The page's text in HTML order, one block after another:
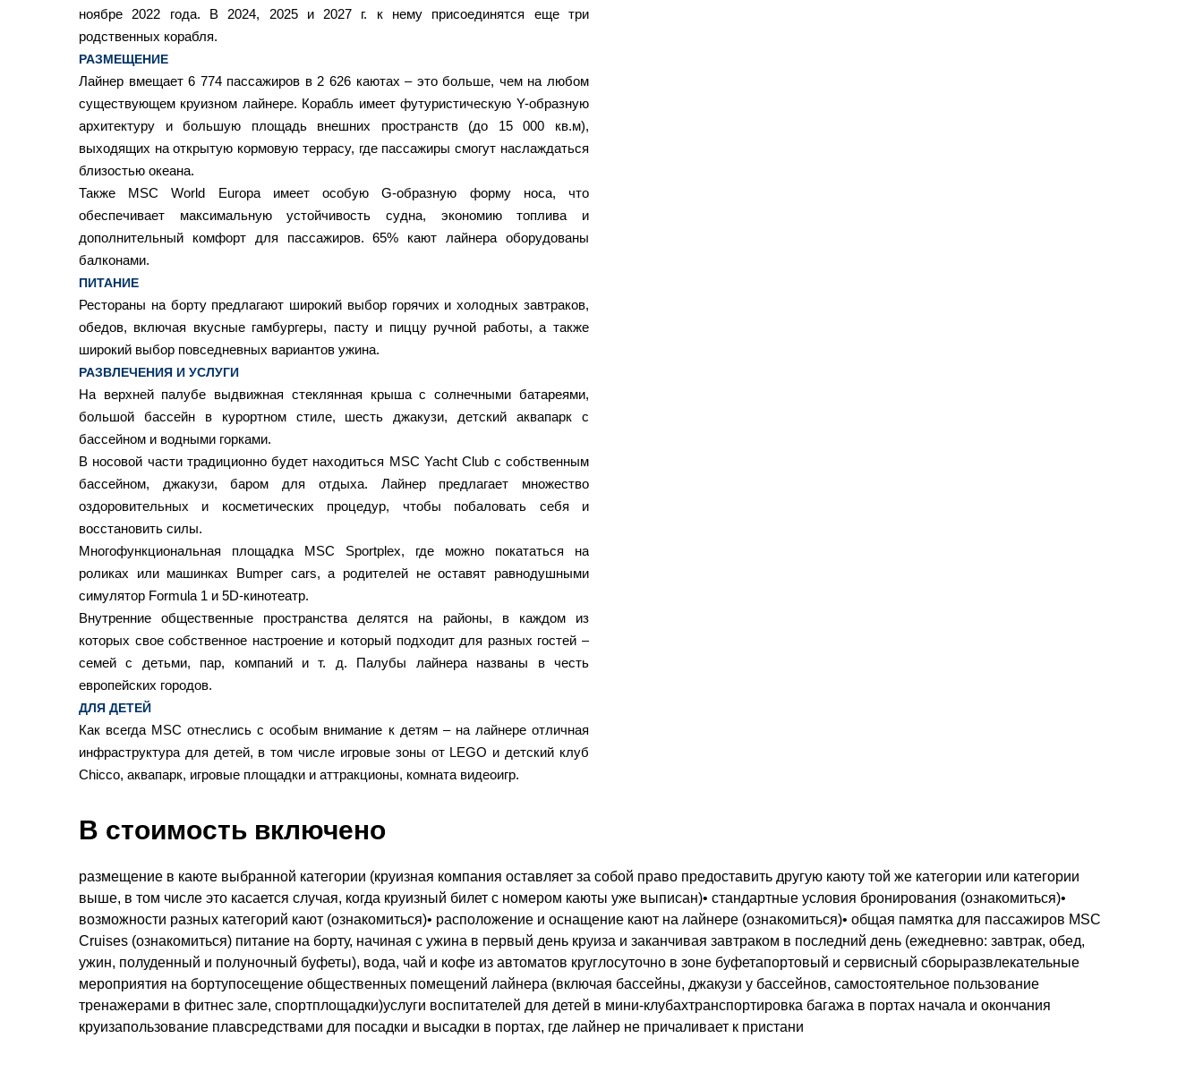
ноябре 2022 года. В 2024, 2025 и 2027 г. к нему присоединятся еще три
родственных корабля.
РАЗМЕЩЕНИЕ
Лайнер вмещает 6 774 пассажиров в 2 626 каютах – это больше, чем на любом
существующем круизном лайнере. Корабль имеет футуристическую Y-образную
архитектуру и большую площадь внешних пространств (до 15 000 кв.м),
выходящих на открытую кормовую террасу, где пассажиры смогут наслаждаться
близостью океана.
Также MSC World Europa имеет особую G-образную форму носа, что
обеспечивает максимальную устойчивость судна, экономию топлива и
дополнительный комфорт для пассажиров. 65% кают лайнера оборудованы
балконами.
ПИТАНИЕ
Рестораны на борту предлагают широкий выбор горячих и холодных завтраков,
обедов, включая вкусные гамбургеры, пасту и пиццу ручной работы, а также
широкий выбор повседневных вариантов ужина.
РАЗВЛЕЧЕНИЯ И УСЛУГИ
На верхней палубе выдвижная стеклянная крыша с солнечными батареями,
большой бассейн в курортном стиле, шесть джакузи, детский аквапарк с
бассейном и водными горками.
В носовой части традиционно будет находиться MSC Yacht Club с собственным
бассейном, джакузи, баром для отдыха. Лайнер предлагает множество
оздоровительных и косметических процедур, чтобы побаловать себя и
восстановить силы.
Многофункциональная площадка MSC Sportplex, где можно покататься на
роликах или машинках Bumper cars, а родителей не оставят равнодушными
симулятор Formula 1 и 5D-кинотеатр.
Внутренние общественные пространства делятся на районы, в каждом из
которых свое собственное настроение и который подходит для разных гостей –
семей с детьми, пар, компаний и т. д. Палубы лайнера названы в честь
европейских городов.
ДЛЯ ДЕТЕЙ
Как всегда MSC отнеслись с особым внимание к детям – на лайнере отличная
инфраструктура для детей, в том числе игровые зоны от LEGO и детский клуб
Chicco, аквапарк, игровые площадки и аттракционы, комната видеоигр.
В стоимость включено
размещение в каюте выбранной категории (круизная компания оставляет за собой право предоставить другую каюту той же категории или категории
выше, в том числе это касается случая, когда круизный билет с номером каюты уже выписан)• стандартные условия бронирования (ознакомиться)•
возможности разных категорий кают (ознакомиться)• расположение и оснащение кают на лайнере (ознакомиться)• общая памятка для пассажиров MSC
Cruises (ознакомиться) питание на борту, начиная с ужина в первый день круиза и заканчивая завтраком в последний день (ежедневно: завтрак, обед,
ужин, полуденный и полуночный буфеты), вода, чай и кофе из автоматов круглосуточно в зоне буфетапортовый и сервисный сборыразвлекательные
мероприятия на бортупосещение общественных помещений лайнера (включая бассейны, джакузи у бассейнов, самостоятельное пользование
тренажерами в фитнес зале, спортплощадки)услуги воспитателей для детей в мини-клубахтранспортировка багажа в портах начала и окончания
круизапользование плавсредствами для посадки и высадки в портах, где лайнер не причаливает к пристани